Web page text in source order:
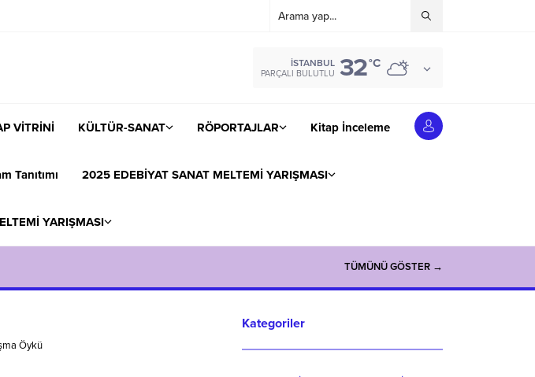
İSTANBUL
PARÇALI BULUTLU 32°C
VİTRİNİ KÜLTÜR-SANAT RÖPORTAJLAR Kitap İnceleme
Tanıtımı 2025 EDEBİYAT SANAT MELTEMİ YARIŞMASI
YARIŞMASI
TÜMÜNÜ GÖSTER →
Öykü
Kategoriler